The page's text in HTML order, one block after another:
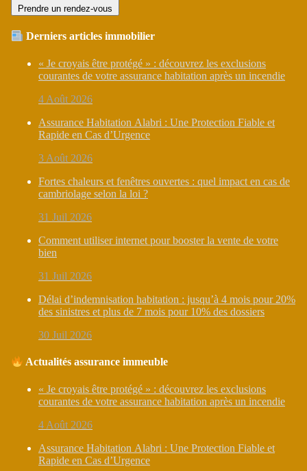
Prendre un rendez-vous
Derniers articles immobilier
« Je croyais être protégé » : découvrez les exclusions
courantes de votre assurance habitation après un incendie
4 Août 2026
Assurance Habitation Alabri : Une Protection Fiable et
Rapide en Cas d’Urgence
3 Août 2026
Fortes chaleurs et fenêtres ouvertes : quel impact en cas de
cambriolage selon la loi ?
31 Juil 2026
Comment utiliser internet pour booster la vente de votre
bien
31 Juil 2026
Délai d’indemnisation habitation : jusqu’à 4 mois pour 20%
des sinistres et plus de 7 mois pour 10% des dossiers
30 Juil 2026
Actualités assurance immeuble
« Je croyais être protégé » : découvrez les exclusions
courantes de votre assurance habitation après un incendie
4 Août 2026
Assurance Habitation Alabri : Une Protection Fiable et
Rapide en Cas d’Urgence